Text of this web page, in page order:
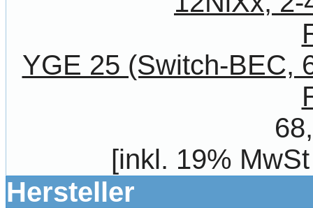
YGE 25 (Switch-BEC,
[inkl. 19%
Hersteller